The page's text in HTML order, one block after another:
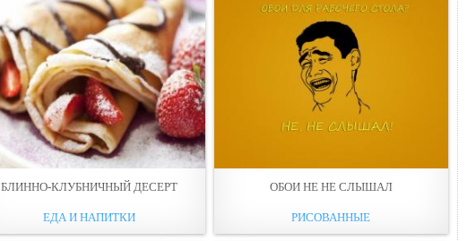
БЛИННО-КЛУБНИЧНЫЙ ДЕСЕРТ
ЕДА И НАПИТКИ
ОБОИ НЕ НЕ СЛЫШАЛ
РИСОВАННЫЕ